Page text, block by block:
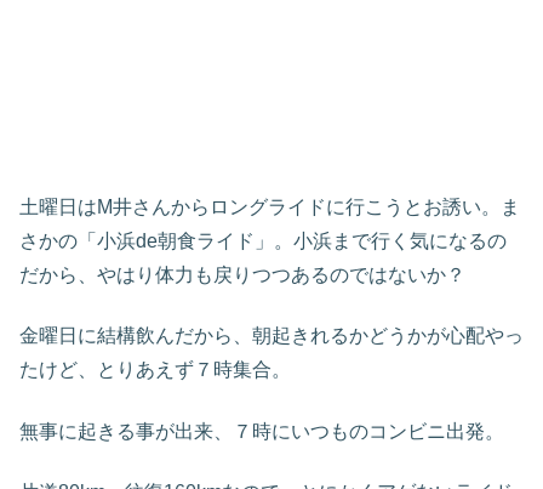
土曜日はM井さんからロングライドに行こうとお誘い。ま
さかの「小浜de朝食ライド」。小浜まで行く気になるの
だから、やはり体力も戻りつつあるのではないか？
金曜日に結構飲んだから、朝起きれるかどうかが心配やっ
たけど、とりあえず７時集合。
無事に起きる事が出来、７時にいつものコンビニ出発。